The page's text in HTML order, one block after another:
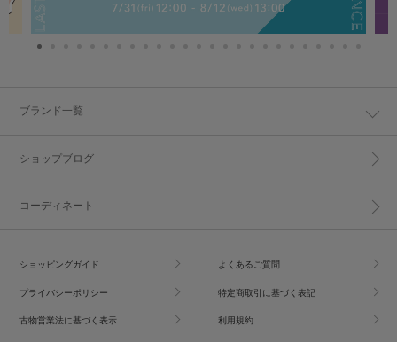
ブランド一覧
ショップブログ
コーディネート
ショッピングガイド よくあるご質問
プライバシーポリシー 特定商取引に基づく表記
古物営業法に基づく表示 利用規約